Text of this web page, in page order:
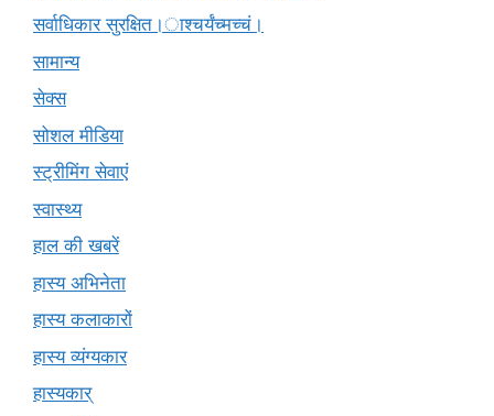
सर्वाधिकार सुरक्षित।ाश्चर्यंच्मच्चं।
सामान्य
सेक्स
सोशल मीडिया
स्ट्रीमिंग सेवाएं
स्वास्थ्य
हाल की खबरें
हास्य अभिनेता
हास्य कलाकारों
हास्य व्यंग्यकार
हास्यकार्